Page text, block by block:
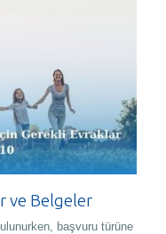
ve Belgeler
başvuru türüne